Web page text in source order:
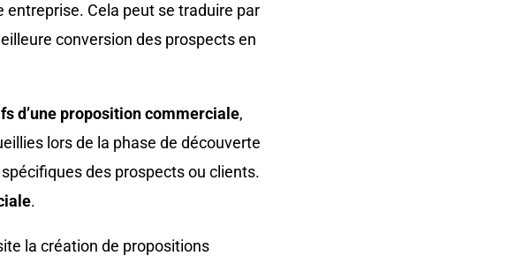
Cela peut se traduire par
conversion des prospects en
d’une proposition commerciale,
lors de la phase de découverte
des prospects ou clients.
.
la création de propositions